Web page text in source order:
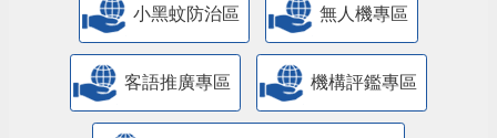
小黑蚊防治區 無人機專區
客語推廣專區 機構評鑑專區